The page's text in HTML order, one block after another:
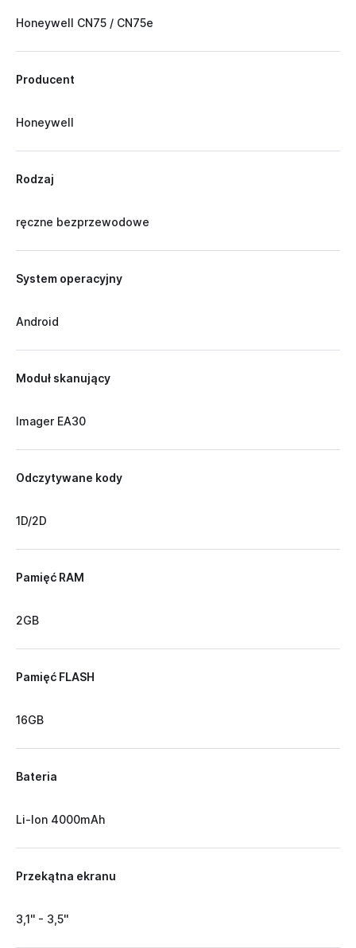
Honeywell CN75 / CN75e
Producent
Honeywell
Rodzaj
ręczne bezprzewodowe
System operacyjny
Android
Moduł skanujący
Imager EA30
Odczytywane kody
1D/2D
Pamięć RAM
2GB
Pamięć FLASH
16GB
Bateria
Li-Ion 4000mAh
Przekątna ekranu
3,1'' - 3,5''